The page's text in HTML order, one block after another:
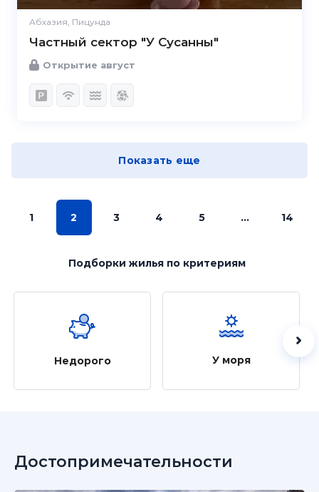
Абхазия, Пицунда
Частный сектор "У Сусанны"
Открытие август
Показать еще
1 2 3 4 5 ... 14
Подборки жильяпо критериям
Недорого У моря
Достопримечательности